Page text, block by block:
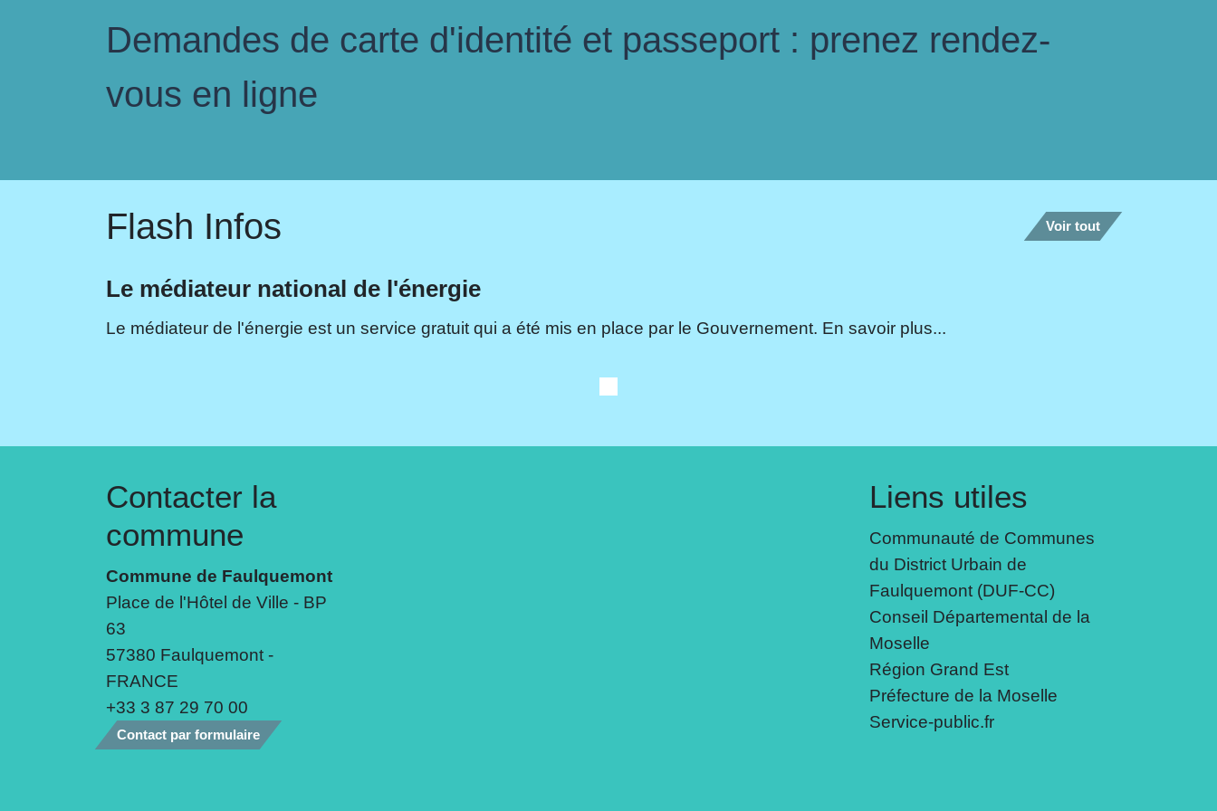
Demandes de carte d'identité et passeport : prenez rendez-
vous en ligne
Flash Infos Voir tout
Le médiateur national de l'énergie
Le médiateur de l'énergie est un service gratuit qui a été mis en place par le Gouvernement. En savoir plus...
Contacter la
commune
Commune de Faulquemont
Place de l'Hôtel de Ville - BP
63
57380 Faulquemont -
FRANCE
+33 3 87 29 70 00
Contact par formulaire
Liens utiles
Communauté de Communes
du District Urbain de
Faulquemont (DUF-CC)
Conseil Départemental de la
Moselle
Région Grand Est
Préfecture de la Moselle
Service-public.fr